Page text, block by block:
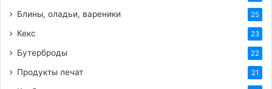
Перед подачей украсьте торт по своему вкусу.
свежести, тертый шоколад – изысканности, а
листик мяты добавит финальный штрих.
Блины, оладьи, вареники 25
Кекс 23
Бутерброды 22
Продукты лечат 21